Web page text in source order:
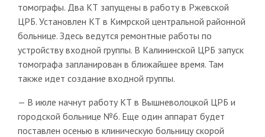
томографы. Два КТ запущены в работу в Ржевской
ЦРБ. Установлен КТ в Кимрской центральной районной
больнице. Здесь ведутся ремонтные работы по
устройству входной группы. В Калининской ЦРБ запуск
томографа запланирован в ближайшее время. Там
также идет создание входной группы.
— В июле начнут работу КТ в Вышневолоцкой ЦРБ и
городской больнице №6. Еще один аппарат будет
поставлен осенью в клиническую больницу скорой